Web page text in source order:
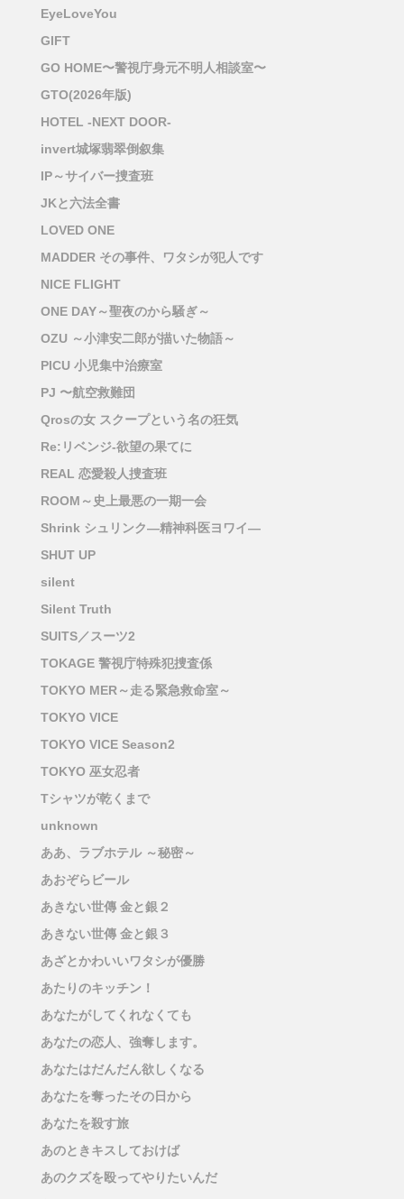
EyeLoveYou
GIFT
GO HOME〜警視庁身元不明人相談室〜
GTO(2026年版)
HOTEL -NEXT DOOR-
invert城塚翡翠倒叙集
IP～サイバー捜査班
JKと六法全書
LOVED ONE
MADDER その事件、ワタシが犯人です
NICE FLIGHT
ONE DAY～聖夜のから騒ぎ～
OZU ～小津安二郎が描いた物語～
PICU 小児集中治療室
PJ 〜航空救難団
Qrosの女 スクープという名の狂気
Re:リベンジ-欲望の果てに
REAL 恋愛殺人捜査班
ROOM～史上最悪の一期一会
Shrink シュリンク―精神科医ヨワイ―
SHUT UP
silent
Silent Truth
SUITS／スーツ2
TOKAGE 警視庁特殊犯捜査係
TOKYO MER～走る緊急救命室～
TOKYO VICE
TOKYO VICE Season2
TOKYO 巫女忍者
Tシャツが乾くまで
unknown
ああ、ラブホテル ～秘密～
あおぞらビール
あきない世傳 金と銀２
あきない世傳 金と銀３
あざとかわいいワタシが優勝
あたりのキッチン！
あなたがしてくれなくても
あなたの恋人、強奪します。
あなたはだんだん欲しくなる
あなたを奪ったその日から
あなたを殺す旅
あのときキスしておけば
あのクズを殴ってやりたいんだ